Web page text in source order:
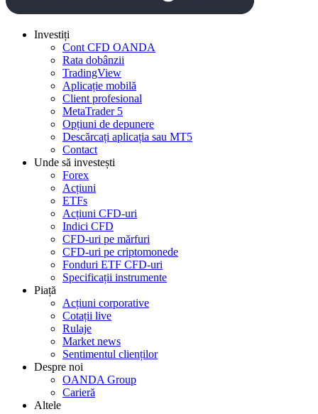
Investiți
Cont CFD OANDA
Rata dobânzii
TradingView
Aplicație mobilă
Client profesional
MetaTrader 5
Opțiuni de depunere
Descărcați aplicația sau MT5
Contact
Unde să investești
Forex
Acțiuni
ETFs
Acțiuni CFD-uri
Indici CFD
CFD-uri pe mărfuri
CFD-uri pe criptomonede
Fonduri ETF CFD-uri
Specificații instrumente
Piață
Acțiuni corporative
Cotații live
Rulaje
Market news
Sentimentul clienților
Despre noi
OANDA Group
Carieră
Altele